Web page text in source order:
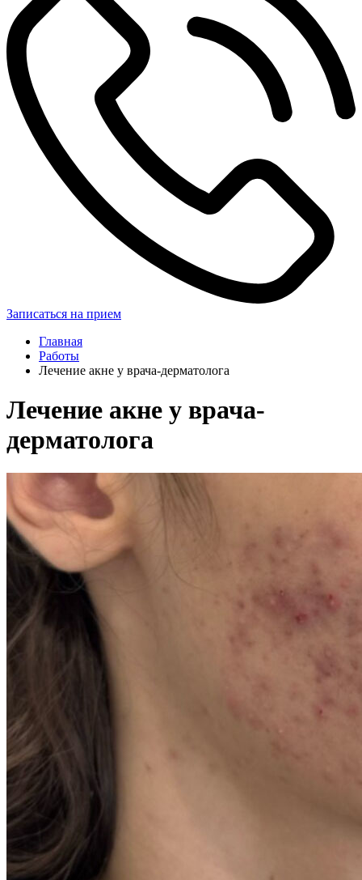
Записаться на прием
Главная
Работы
Лечение акне у врача-дерматолога
Лечение акне у врача-
дерматолога